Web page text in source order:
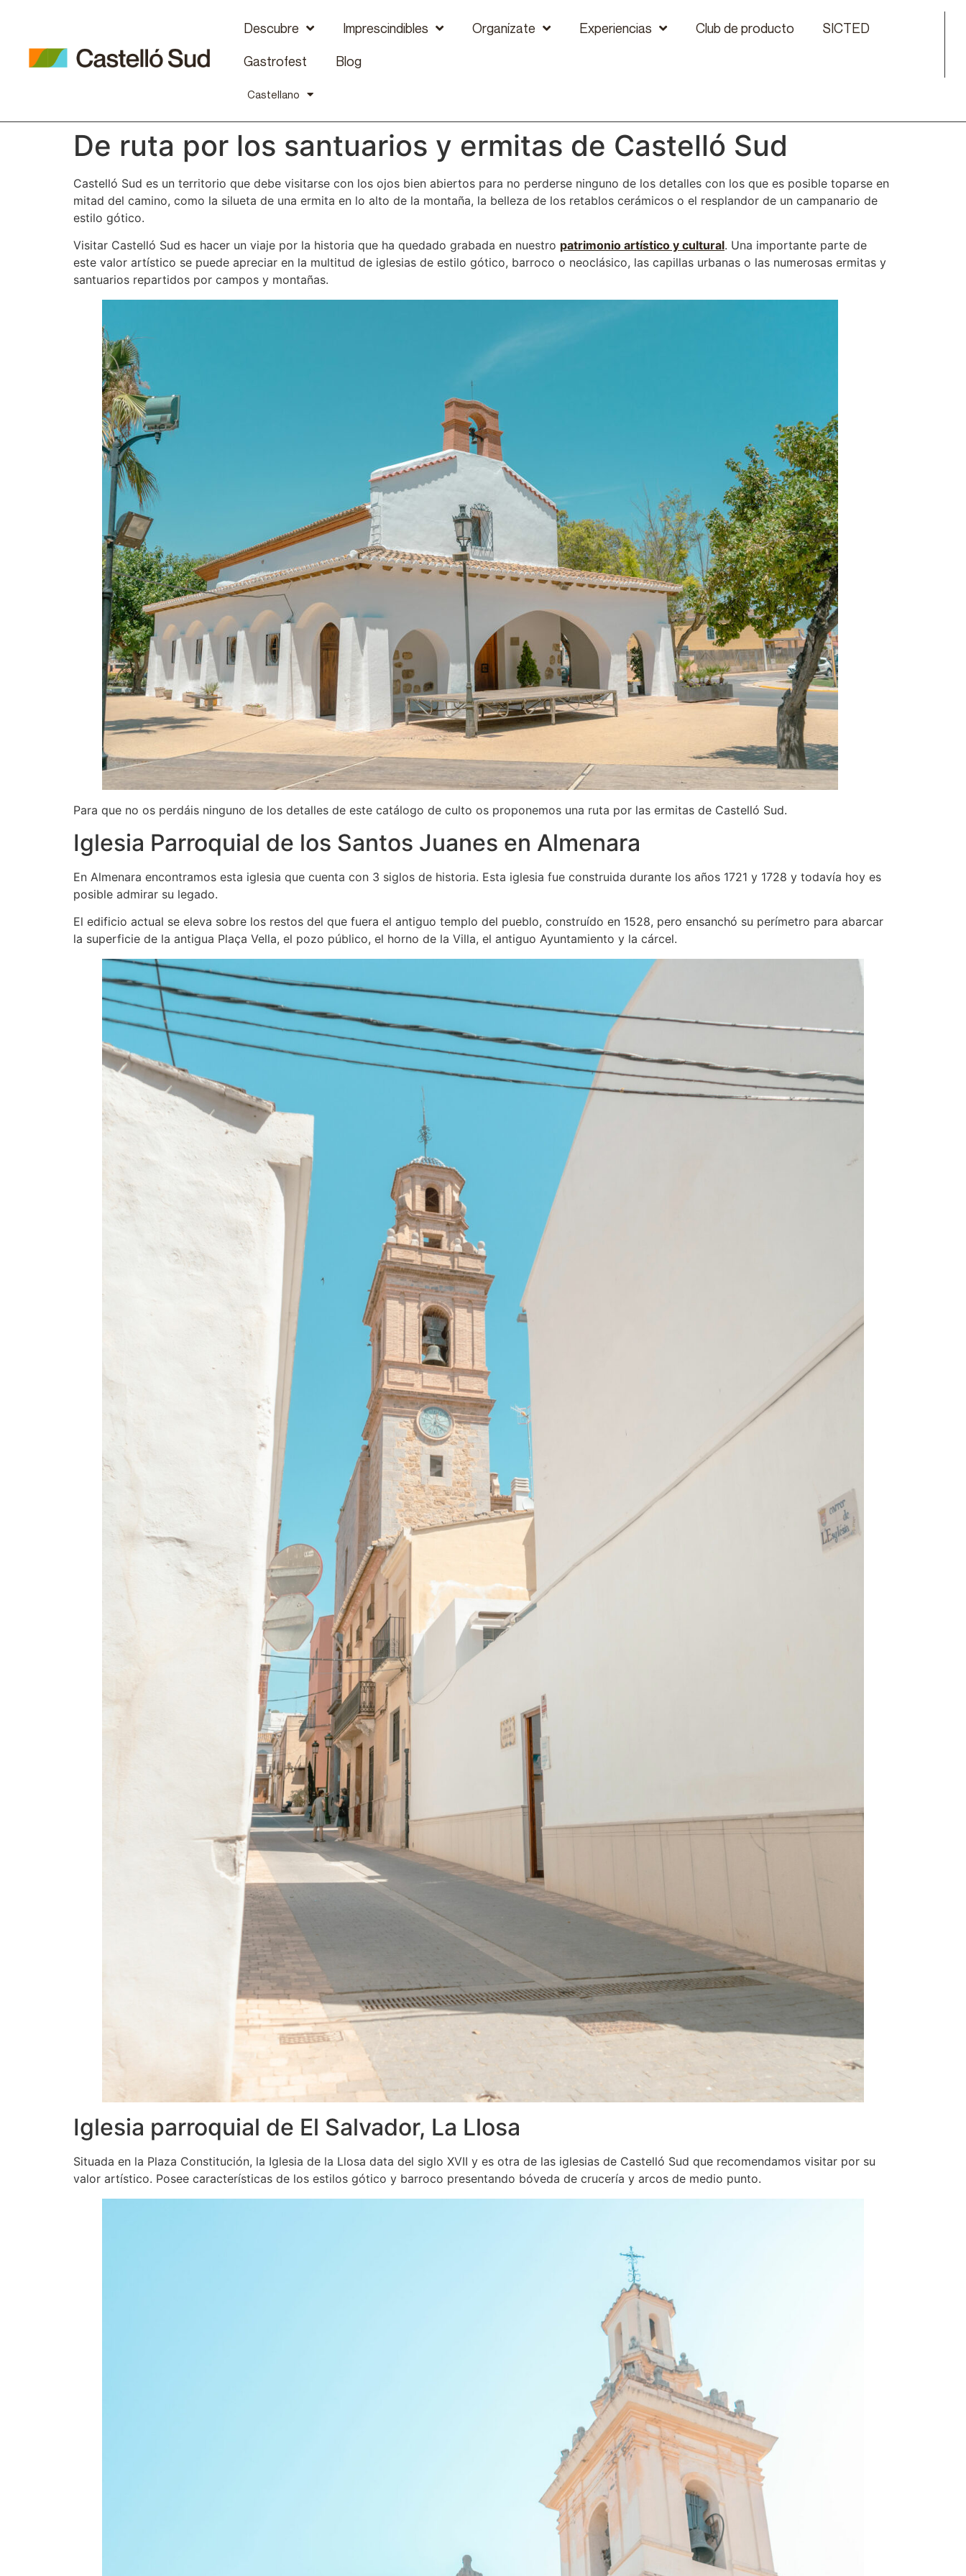
Descubre Imprescindibles Organízate Experiencias Club de producto SICTED
Gastrofest Blog
Castellano
De ruta por los santuarios y ermitas de Castelló Sud
Castelló Sud es un territorio que debe visitarse con los ojos bien abiertos para no perderse ninguno de los detalles con los que es posible toparse en
mitad del camino, como la silueta de una ermita en lo alto de la montaña, la belleza de los retablos cerámicos o el resplandor de un campanario de
estilo gótico.
Visitar Castelló Sud es hacer un viaje por la historia que ha quedado grabada en nuestro patrimonio artístico y cultural. Una importante parte de
este valor artístico se puede apreciar en la multitud de iglesias de estilo gótico, barroco o neoclásico, las capillas urbanas o las numerosas ermitas y
santuarios repartidos por campos y montañas.
Para que no os perdáis ninguno de los detalles de este catálogo de culto os proponemos una ruta por las ermitas de Castelló Sud.
Iglesia Parroquial de los Santos Juanes en Almenara
En Almenara encontramos esta iglesia que cuenta con 3 siglos de historia. Esta iglesia fue construida durante los años 1721 y 1728 y todavía hoy es
posible admirar su legado.
El edificio actual se eleva sobre los restos del que fuera el antiguo templo del pueblo, construído en 1528, pero ensanchó su perímetro para abarcar
la superficie de la antigua Plaça Vella, el pozo público, el horno de la Villa, el antiguo Ayuntamiento y la cárcel.
Iglesia parroquial de El Salvador, La Llosa
Situada en la Plaza Constitución, la Iglesia de la Llosa data del siglo XVII y es otra de las iglesias de Castelló Sud que recomendamos visitar por su
valor artístico. Posee características de los estilos gótico y barroco presentando bóveda de crucería y arcos de medio punto.